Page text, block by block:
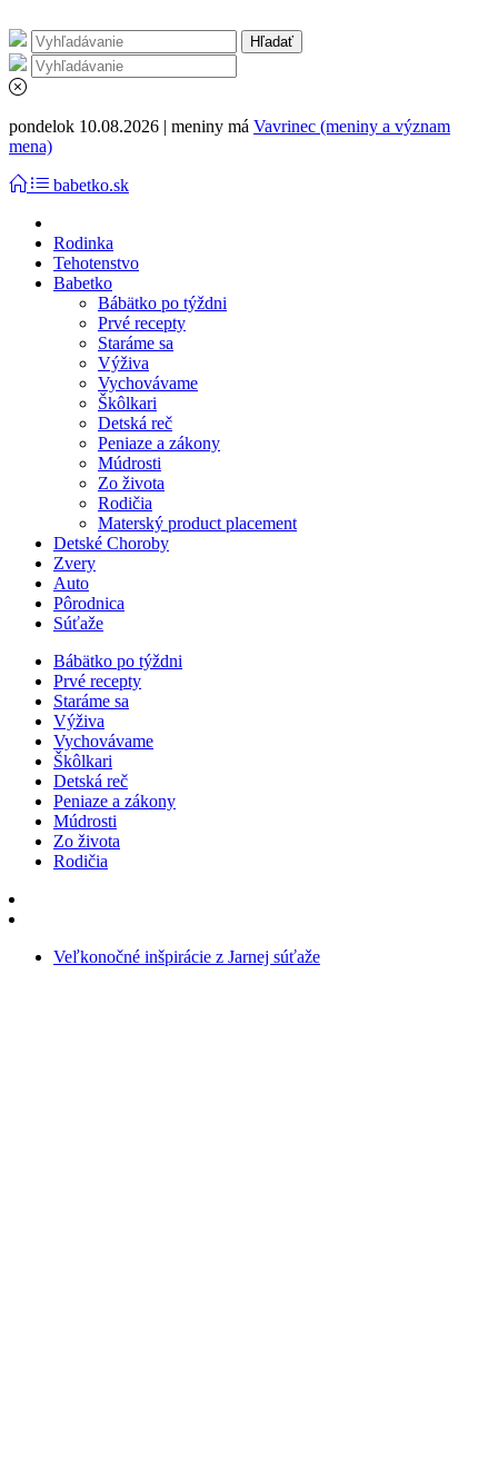
pondelok 10.08.2026 | meniny má Vavrinec (meniny a význam
mena)
babetko.sk
Rodinka
Tehotenstvo
Babetko
Bábätko po týždni
Prvé recepty
Staráme sa
Výživa
Vychovávame
Škôlkari
Detská reč
Peniaze a zákony
Múdrosti
Zo života
Rodičia
Materský product placement
Detské Choroby
Zvery
Auto
Pôrodnica
Súťaže
Bábätko po týždni
Prvé recepty
Staráme sa
Výživa
Vychovávame
Škôlkari
Detská reč
Peniaze a zákony
Múdrosti
Zo života
Rodičia
Veľkonočné inšpirácie z Jarnej súťaže